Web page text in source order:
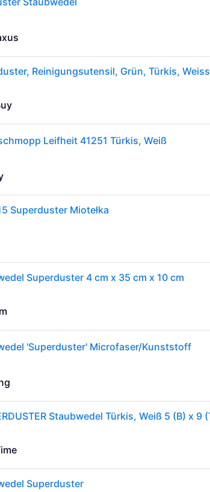
Reinigungsutensil, Grün, Türkis, Weiss
Leifheit 41251 Türkis, Weiß
Superduster Miotełka
Superduster 4 cm x 35 cm x 10 cm
'Superduster' Microfaser/Kunststoff
Superduster